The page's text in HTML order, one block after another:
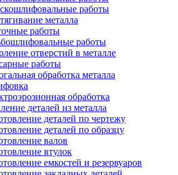
работы
металла
работы
работы
отверстий в металле
работы
обработка металла
обработка
деталей из металла
деталей по чертежу
деталей по образцу
валов
втулок
емкостей и резервуаров